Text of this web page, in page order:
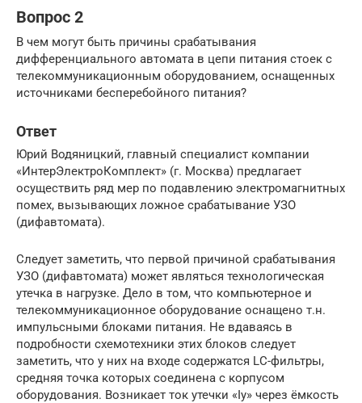
Вопрос 2
В чем могут быть причины срабатывания
дифференциального автомата в цепи питания стоек с
телекоммуникационным оборудованием, оснащенных
источниками бесперебойного питания?
Ответ
Юрий Водяницкий, главный специалист компании
«ИнтерЭлектроКомплект» (г. Москва) предлагает
осуществить ряд мер по подавлению электромагнитных
помех, вызывающих ложное срабатывание УЗО
(дифавтомата).
Следует заметить, что первой причиной срабатывания
УЗО (дифавтомата) может являться технологическая
утечка в нагрузке. Дело в том, что компьютерное и
телекоммуникационное оборудование оснащено т.н.
импульсными блоками питания. Не вдаваясь в
подробности схемотехники этих блоков следует
заметить, что у них на входе содержатся LC-фильтры,
средняя точка которых соединена с корпусом
оборудования. Возникает ток утечки «Iy» через ёмкость